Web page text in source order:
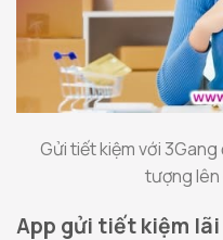
Gửi tiết kiệm với
tượng lên
App gửi tiết kiệm